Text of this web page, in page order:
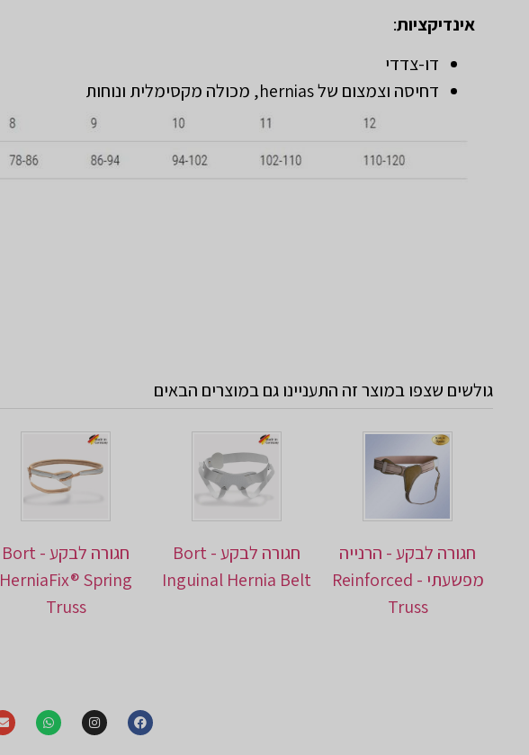
אינדיקציות:
דו-צדדי
דחיסה וצמצום של hernias, מכולה מקסימלית ונוחות
גולשים שצפו במוצר זה התעניינו גם במוצרים הבאים
חגורה לבקע - הרנייה
מפשעתי - Reinforced
Truss
חגורה לבקע - Bort
Inguinal Hernia Belt
חגורה לבקע - Bort
HerniaFix® Spring
Truss